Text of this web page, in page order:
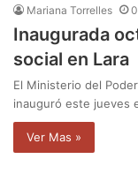
Mariana Torrelles
Inaugurada
social en Lara
El Ministerio del
inauguró este jueves
Ver Mas »